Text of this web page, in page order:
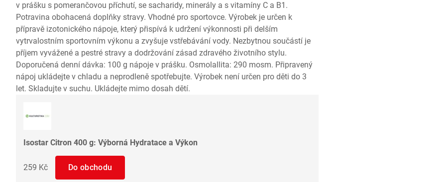
v prášku s pomerančovou příchutí, se sacharidy, minerály a s vitamíny C a B1.
Potravina obohacená doplňky stravy. Vhodné pro sportovce. Výrobek je určen k
přípravě izotonického nápoje, který přispívá k udržení výkonnosti při delším
vytrvalostním sportovním výkonu a zvyšuje vstřebávání vody. Nezbytnou součástí je
příjem vyvážené a pestré stravy a dodržování zásad zdravého životního stylu.
Doporučená denní dávka: 100 g nápoje v prášku. Osmolallita: 290 mosm. Připravený
nápoj ukládejte v chladu a neprodleně spotřebujte. Výrobek není určen pro děti do 3
let. Skladujte v suchu. Ukládejte mimo dosah dětí.
Isostar Citron 400 g: Výborná Hydratace a Výkon
259 Kč Do obchodu